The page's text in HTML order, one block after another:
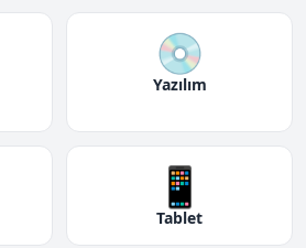
💿
Yazılım
📱
Tablet